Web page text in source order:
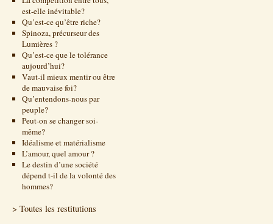
est-elle inévitable?
Qu’est-ce qu’être riche?
Spinoza, précurseur des
Lumières ?
Qu’est-ce que le tolérance
aujourd’hui?
Vaut-il mieux mentir ou être
de mauvaise foi?
Qu’entendons-nous par
peuple?
Peut-on se changer soi-
même?
Idéalisme et matérialisme
L’amour, quel amour ?
Le destin d’une société
dépend t-il de la volonté des
hommes?
> Toutes les restitutions